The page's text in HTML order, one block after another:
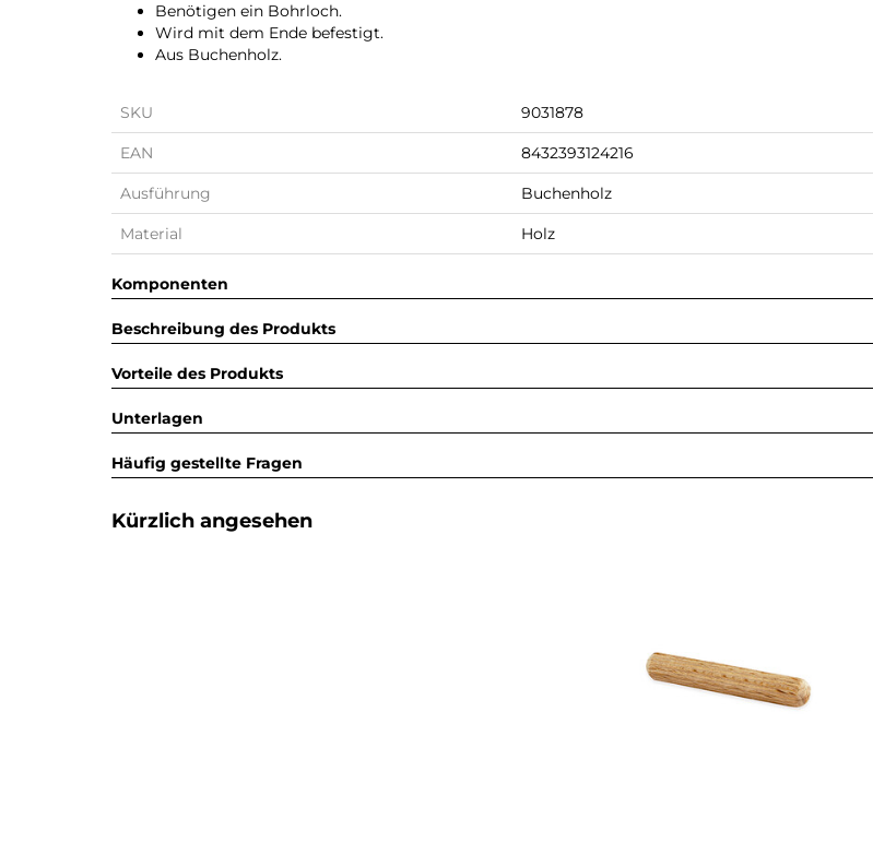
Benötigen ein Bohrloch.
Wird mit dem Ende befestigt.
Aus Buchenholz.
SKU 9031878
EAN 8432393124216
Ausführung Buchenholz
Material Holz
Komponenten
Beschreibung des Produkts
Vorteile des Produkts
Unterlagen
Häufig gestellte Fragen
Kürzlich angesehen